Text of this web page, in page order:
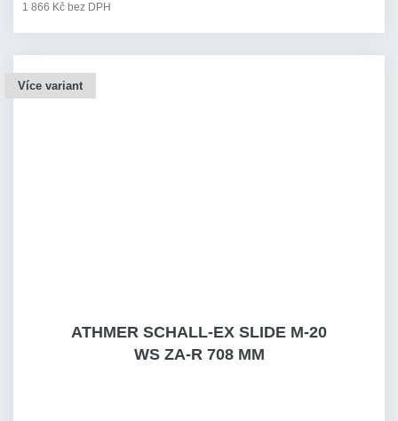
1 866 Kč bez DPH
Více variant
ATHMER SCHALL-EX SLIDE M-20
WS ZA-R 708 MM